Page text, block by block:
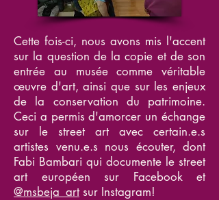
Cette fois-ci, nous avons mis l'accent
sur la question de la copie et de son
entrée au musée comme véritable
œuvre d'art, ainsi que sur les enjeux
de la conservation du patrimoine.
Ceci a permis d'amorcer un échange
sur le street art avec certain.e.s
artistes venu.e.s nous écouter, dont
Fabi Bambari qui documente le street
art européen sur Facebook et
@msbeja_artsur Instagram!